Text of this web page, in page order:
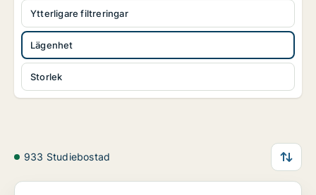
Lägenhet
Storlek
Ytterligare filtreringar
933 Studiebostad
Lägenhet i Västerås